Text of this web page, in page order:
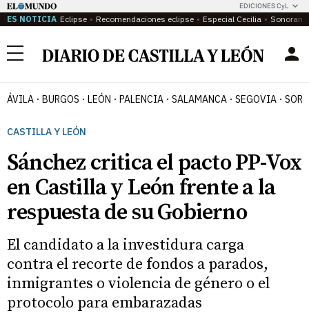
EDICIONES CyL
ES NOTICIA Eclipse Recomendaciones eclipse Especial Cecilia
Menú
ÁVILA BURGOS LEÓN PALENCIA SALAMANCA SEGOVIA
CASTILLA Y LEÓN
Sánchez critica el pacto PP-Vox
en Castilla y León frente a la
respuesta de su Gobierno
El candidato a la investidura carga
contra el recorte de fondos a parados,
inmigrantes o violencia de género o el
protocolo para embarazadas